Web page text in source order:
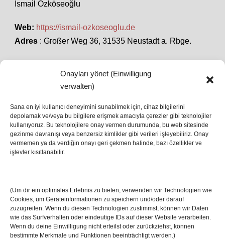
Onayları yönet (Einwilligung
verwalten)
Sana en iyi kullanıcı deneyimini sunabilmek için, cihaz bilgilerini
depolamak ve/veya bu bilgilere erişmek amacıyla çerezler gibi teknolojiler
kullanıyoruz. Bu teknolojilere onay vermen durumunda, bu web sitesinde
gezinme davranışı veya benzersiz kimlikler gibi verileri işleyebiliriz. Onay
vermemen ya da verdiğin onayı geri çekmen halinde, bazı özellikler ve
işlevler kısıtlanabilir.
(Um dir ein optimales Erlebnis zu bieten, verwenden wir Technologien wie
Cookies, um Geräteinformationen zu speichern und/oder darauf
zuzugreifen. Wenn du diesen Technologien zustimmst, können wir Daten
wie das Surfverhalten oder eindeutige IDs auf dieser Website verarbeiten.
Wenn du deine Einwilligung nicht erteilst oder zurückziehst, können
bestimmte Merkmale und Funktionen beeinträchtigt werden.)
İsmail Özköseoğlu
Web: https://ismail-ozkoseoglu.de
Adres : Großer Weg 36, 31535 Neustadt a. Rbge.
SON HABERLER
İstanbul’da Avrupa Ligi Finali: Freiburg ve Aston
Villa Boğaz’da Tarih Yazmaya Hazırlanıyor
08 May 2026
17 Nis 2026